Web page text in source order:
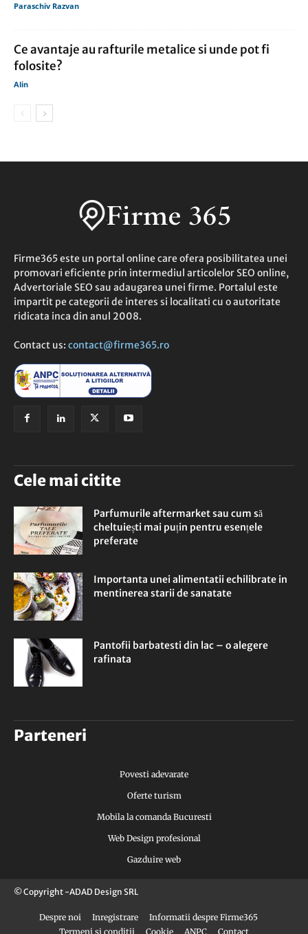
Paraschiv Razvan
Ce avantaje au rafturile metalice si unde pot fi
folosite?
Alin
Firme365 este un portal online care ofera posibilitatea unei
promovari eficiente prin intermediul articolelor SEO online,
Advertoriale SEO sau adaugarea unei firme. Portalul este
impartit pe categorii de interes si localitati cu o autoritate
ridicata inca din anul 2008.
Contact us: contact@firme365.ro
Cele mai citite
Parfumurile aftermarket sau cum să
cheltuiești mai puțin pentru esențele
preferate
Importanta unei alimentatii echilibrate in
mentinerea starii de sanatate
Pantofii barbatesti din lac – o alegere
rafinata
Parteneri
Povesti adevarate
Oferte turism
Mobila la comanda Bucuresti
Web Design profesional
Gazduire web
© Copyright -ADAD Design SRL
Despre noi Inregistrare
Informatii despre Firme365
Termeni si conditii
Cookie ANPC Contact